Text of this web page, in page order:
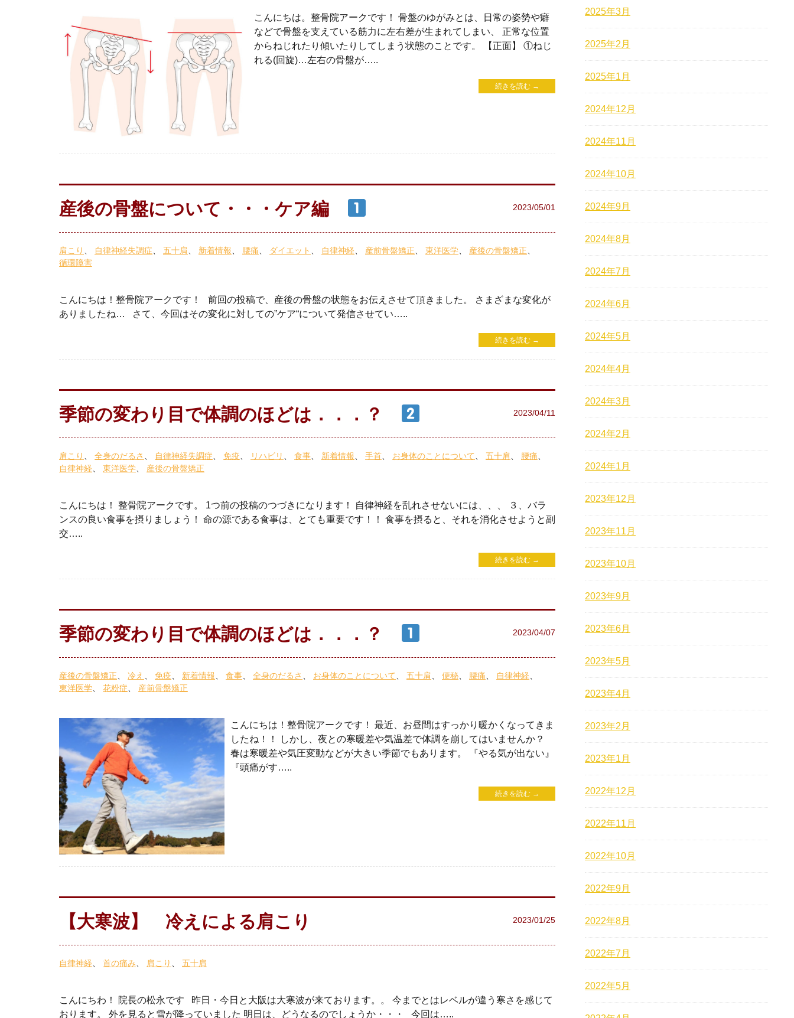
こんにちは。整骨院アークです！ 骨盤のゆがみとは、日常の姿勢や癖
などで骨盤を支えている筋力に左右差が生まれてしまい、 正常な位置
からねじれたり傾いたりしてしまう状態のことです。 【正面】 ①ねじ
れる(回旋)…左右の骨盤が…..
続きを読む →
産後の骨盤について・・・ケア編 2023/05/01
肩こり 自律神経失調症 五十肩 新着情報 腰痛 ダイエット 自律神経 産前骨盤矯正 東洋医学
産後の骨盤矯正
循環障害
こんにちは！整骨院アークです！ 前回の投稿で、産後の骨盤の状態をお伝えさせて頂きました。 さまざまな変化が
ありましたね… さて、今回はその変化に対しての”ケア“について発信させてい…..
続きを読む →
季節の変わり目で体調のほどは．．．？ 2023/04/11
肩こり 全身のだるさ 自律神経失調症 免疫 リハビリ 食事 新着情報 手首 お身体のことについて 五十肩
腰痛
自律神経
東洋医学 産後の骨盤矯正
こんにちは！ 整骨院アークです。 1つ前の投稿のつづきになります！ 自律神経を乱れさせないには、、、 ３、バラ
ンスの良い食事を摂りましょう！ 命の源である食事は、とても重要です！！ 食事を摂ると、それを消化させようと副
交…..
続きを読む →
季節の変わり目で体調のほどは．．．？ 2023/04/07
産後の骨盤矯正 冷え 免疫 新着情報 食事 全身のだるさ お身体のことについて 五十肩 便秘 腰痛
自律神経
東洋医学
花粉症 産前骨盤矯正
こんにちは！整骨院アークです！ 最近、お昼間はすっかり暖かくなってきま
したね！！ しかし、夜との寒暖差や気温差で体調を崩してはいませんか？
春は寒暖差や気圧変動などが大きい季節でもあります。 『やる気が出ない』
『頭痛がす…..
続きを読む →
【大寒波】 冷えによる肩こり 2023/01/25
自律神経 首の痛み 肩こり 五十肩
こんにちわ！ 院長の松永です 昨日・今日と大阪は大寒波が来ております。。 今までとはレベルが違う寒さを感じて
おります。 外を見ると雪が降っていました 明日は、どうなるのでしょうか・・・ 今回は…..
2025年3月
2025年2月
2025年1月
2024年12月
2024年11月
2024年10月
2024年9月
2024年8月
2024年7月
2024年6月
2024年5月
2024年4月
2024年3月
2024年2月
2024年1月
2023年12月
2023年11月
2023年10月
2023年9月
2023年6月
2023年5月
2023年4月
2023年2月
2023年1月
2022年12月
2022年11月
2022年10月
2022年9月
2022年8月
2022年7月
2022年5月